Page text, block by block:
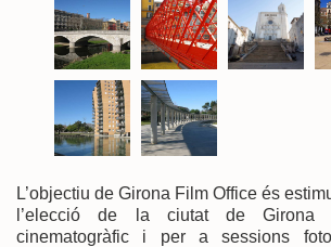
L’objectiu de Girona Film Office és
l’elecció de la ciutat de
cinematogràfic i per a sessions